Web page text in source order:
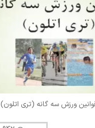
ورزش سه گانه (تری اتلون)